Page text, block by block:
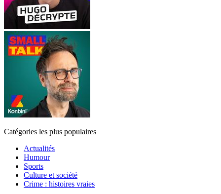
Catégories les plus populaires
Actualités
Humour
Sports
Culture et société
Crime : histoires vraies